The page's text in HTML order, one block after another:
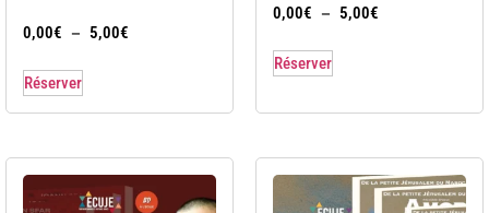
0,00€ – 5,00€
Réserver
0,00€ – 5,00€
Réserver